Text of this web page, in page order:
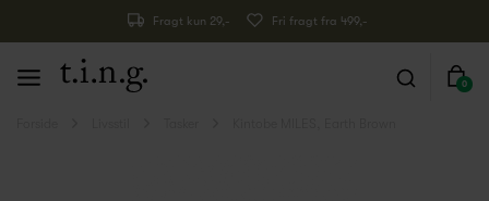
Fragt kun 29,- Fri fragt fra 499,-
0